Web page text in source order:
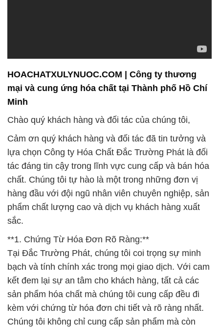
HOACHATXULYNUOC.COM | Công ty thương
mại và cung ứng hóa chất tại Thành phố Hồ Chí
Minh
Chào quý khách hàng và đối tác của chúng tôi,
Cảm ơn quý khách hàng và đối tác đã tin tưởng và
lựa chọn Công ty Hóa Chất Đắc Trường Phát là đối
tác đáng tin cậy trong lĩnh vực cung cấp và bán hóa
chất. Chúng tôi tự hào là một trong những đơn vị
hàng đầu với đội ngũ nhân viên chuyên nghiệp, sản
phẩm chất lượng cao và dịch vụ khách hàng xuất
sắc.
**1. Chứng Từ Hóa Đơn Rõ Ràng:**
Tại Đắc Trường Phát, chúng tôi coi trọng sự minh
bạch và tính chính xác trong mọi giao dịch. Với cam
kết đem lại sự an tâm cho khách hàng, tất cả các
sản phẩm hóa chất mà chúng tôi cung cấp đều đi
kèm với chứng từ hóa đơn chi tiết và rõ ràng nhất.
Chúng tôi không chỉ cung cấp sản phẩm mà còn